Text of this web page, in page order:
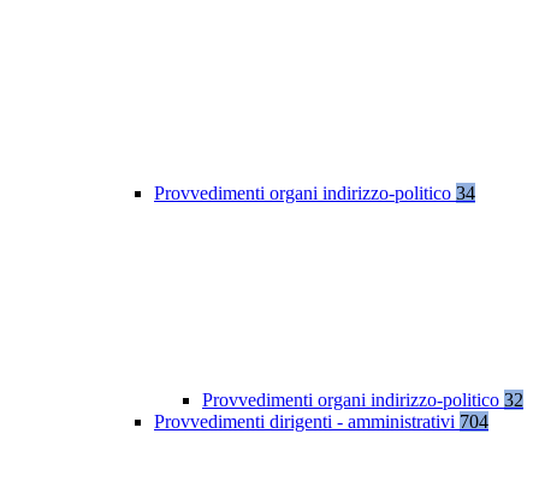
Provvedimenti organi indirizzo-politico 34
Provvedimenti organi indirizzo-politico 32
Provvedimenti dirigenti - amministrativi 704